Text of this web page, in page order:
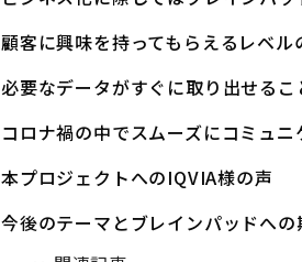
顧客に興味を持ってもらえるレベル
必要なデータがすぐに取り出せる
コロナ禍の中でスムーズにコミュ
本プロジェクトへのIQVIA様の声
今後のテーマとブレインパッドへの